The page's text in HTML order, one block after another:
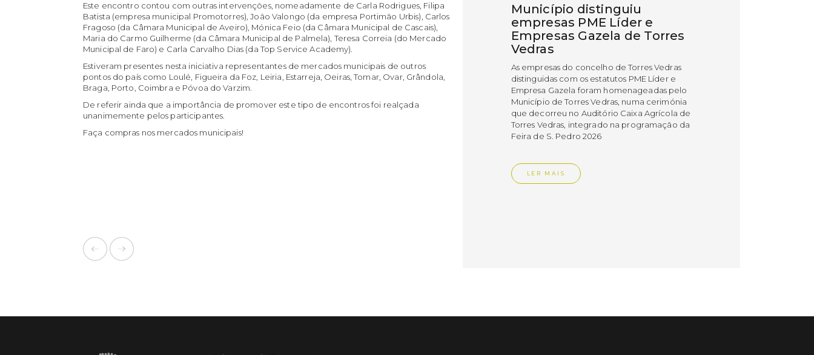
Este encontro contou com outras intervenções, nomeadamente de Carla Rodrigues, Filipa
Batista (empresa municipal Promotorres), João Valongo (da empresa Portimão Urbis), Carlos
Fragoso (da Câmara Municipal de Aveiro), Mónica Feio (da Câmara Municipal de Cascais),
Maria do Carmo Guilherme (da Câmara Municipal de Palmela), Teresa Correia (do Mercado
Municipal de Faro) e Carla Carvalho Dias (da Top Service Academy).
Estiveram presentes nesta iniciativa representantes de mercados municipais de outros
pontos do país como Loulé, Figueira da Foz, Leiria, Estarreja, Oeiras, Tomar, Ovar, Grândola,
Braga, Porto, Coimbra e Póvoa do Varzim.
De referir ainda que a importância de promover este tipo de encontros foi realçada
unanimemente pelos participantes.
Faça compras nos mercados municipais!
Município distinguiu
empresas PME Líder e
Empresas Gazela de Torres
Vedras
As empresas do concelho de Torres Vedras
distinguidas com os estatutos PME Líder e
Empresa Gazela foram homenageadas pelo
Município de Torres Vedras, numa cerimónia
que decorreu no Auditório Caixa Agrícola de
Torres Vedras, integrado na programação da
Feira de S. Pedro 2026
LER MAIS
Município e a Oeiras Valley Investment